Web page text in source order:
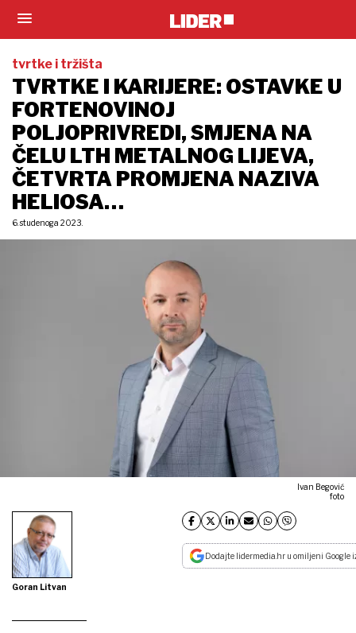
tvrtke i tržišta
TVRTKE I KARIJERE: OSTAVKE U
FORTENOVINOJ
POLJOPRIVREDI, SMJENA NA
ČELU LTH METALNOG LIJEVA,
ČETVRTA PROMJENA NAZIVA
HELIOSA…
6. studenoga 2023.
Ivan Begović
foto
Goran Litvan
Dodajte lidermedia.hr u omiljeni Google